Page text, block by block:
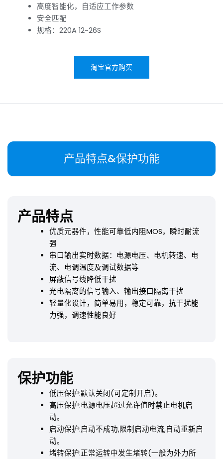
高度智能化，自适应工作参数
安全匹配
规格：220A 12~26S
淘宝官方购买
产品特点&保护功能
产品特点
优质元器件，性能可靠低内阻MOS，瞬时耐流
强
串口输出实时数据：电源电压、电机转速、电
流、电调温度及调试数据等
屏蔽信号线降低干扰
光电隔离的信号输入、输出接口隔离干扰
轻量化设计，简单易用，稳定可靠，抗干扰能
力强，调速性能良好
保护功能
低压保护:默认关闭(可定制开启)。
高压保护:电源电压超过允许值时禁止电机启
动。
启动保护:启动不成功,限制启动电流,自动重新启
动。
堵转保护:正常运转中发生堵转(一般为外力所